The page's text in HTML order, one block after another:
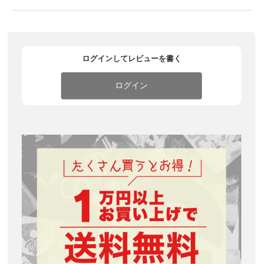
ログインしてレビューを書く
ログイン